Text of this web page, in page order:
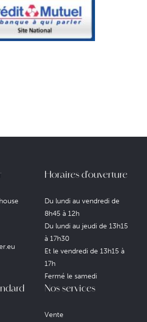
Horaires d'ouverture
Du lundi au vendredi de
8h45 à 12h
Du lundi au jeudi de 13h15
à 17h30
Et le vendredi de 13h15 à
17h
Fermé le samedi
Nos services
Vente